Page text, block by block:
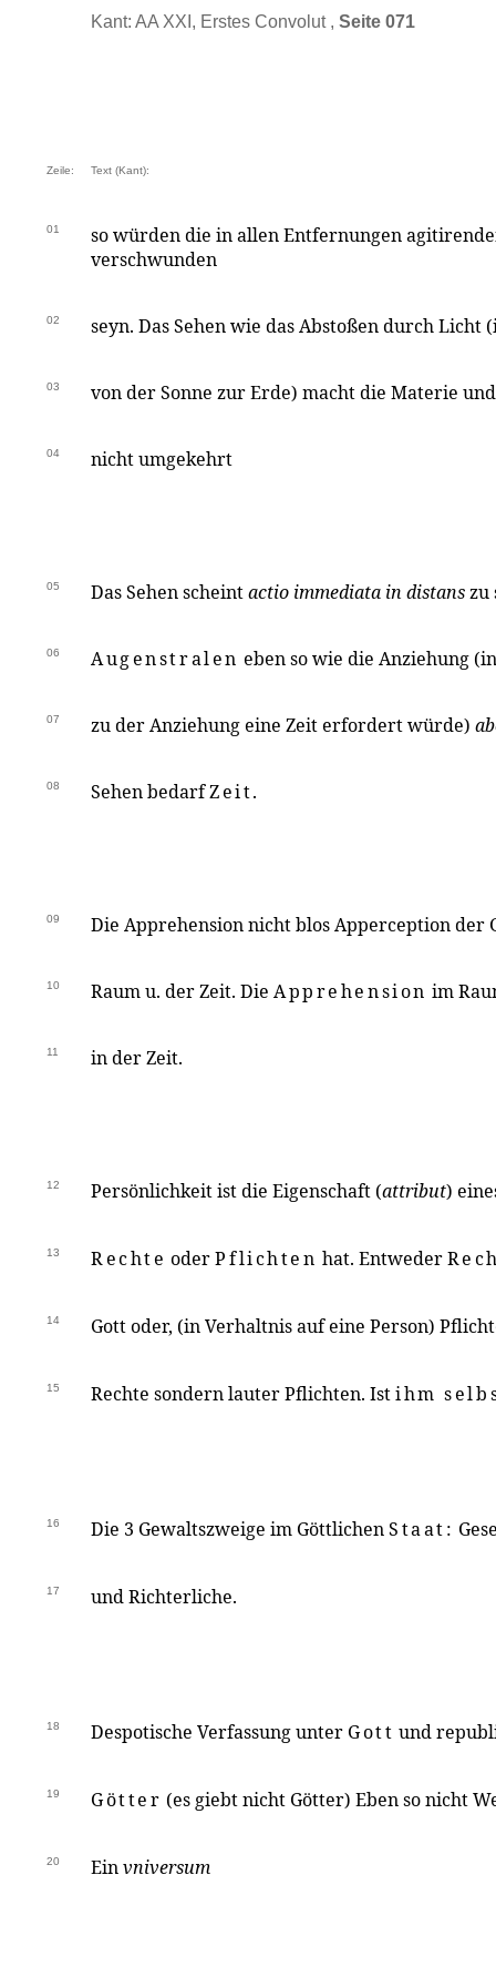
Kant: AA XXI, Erstes Convolut , Seite 071
Zeile: Text (Kant):
01
so würden die in allen Entfernungen
verschwunden
02 seyn. Das Sehen wie das Abstoßen durch Licht
03 von der Sonne zur Erde) macht die Materie
04 nicht umgekehrt
05 Das Sehen scheintactio immediata in distanszu
06 Augenstralen eben so wie die Anziehung
07 zu der Anziehung eine Zeit erfordert würde)
08 Sehen bedarfZeit.
09 Die Apprehension nicht blos Apperception der
10 Raum u. der Zeit. Die Apprehension im
11 in der Zeit.
12 Persönlichkeit ist die Eigenschaft (attribut)
13 Rechte oderPflichten hat. Entweder
14 Gott oder, (in Verhaltnis auf eine Person)
15 Rechte sondern lauter Pflichten. Istihm
16 Die 3 Gewaltszweige im GöttlichenStaat:
17 und Richterliche.
18 Despotische Verfassung unter Gott und
19 Götter (es giebt nicht Götter) Eben so nicht
20 Einvniversum